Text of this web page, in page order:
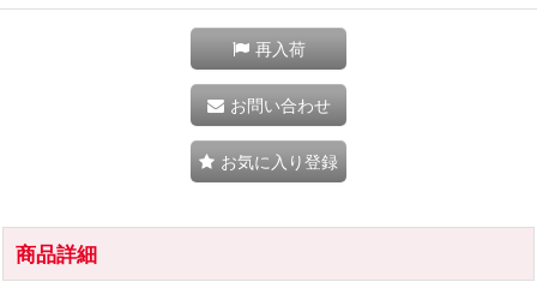
再入荷
お問い合わせ
お気に入り登録
商品詳細